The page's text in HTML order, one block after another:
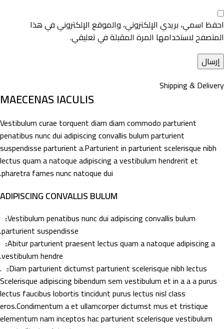
احفظ اسمي، بريدي الإلكتروني، والموقع الإلكتروني في هذا
المتصفح لاستخدامها المرة المقبلة في تعليقي.
Shipping & Delivery
MAECENAS IACULIS
Vestibulum curae torquent diam diam commodo parturient
penatibus nunc dui adipiscing convallis bulum parturient
suspendisse parturient a.Parturient in parturient scelerisque nibh
lectus quam a natoque adipiscing a vestibulum hendrerit et
pharetra fames nunc natoque dui.
ADIPISCING CONVALLIS BULUM
Vestibulum penatibus nunc dui adipiscing convallis bulum
parturient suspendisse.
Abitur parturient praesent lectus quam a natoque adipiscing a
vestibulum hendre.
Diam parturient dictumst parturient scelerisque nibh lectus.
Scelerisque adipiscing bibendum sem vestibulum et in a a a purus
lectus faucibus lobortis tincidunt purus lectus nisl class
eros.Condimentum a et ullamcorper dictumst mus et tristique
elementum nam inceptos hac parturient scelerisque vestibulum